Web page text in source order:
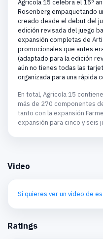
Agricola 15 celebra el 15º
Rosenberg empaquetando
creado desde el debut del
edición revisada del juego
expansión completas de
promocionales que antes
(adaptado para la edición
aún no tienes todas las
organizada para una rápida
En total, Agricola 15
más de 270 componentes
tanto con la expansión
expansión para cinco y seis
Video
Si quieres ver un video de
Ratings